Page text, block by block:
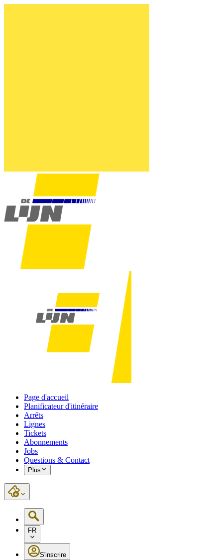
Page d'accueil
Planificateur d'itinéraire
Arrêts
Lignes
Tickets
Abonnements
Jobs
Questions & Contact
Plus
FR
S'inscrire